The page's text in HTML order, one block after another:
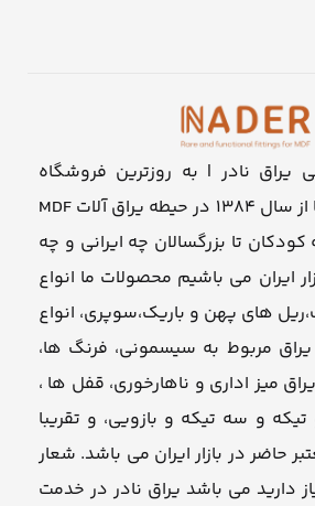
یراق نادر | به روزترین فروشگاه
اینترنتی مجموعه ما از سال ۱۳۸۴ در حیطه یراق آلات MDF
تا بزرگسالان چه ایرانی و چه
ایران می باشیم محصولات ما انواع
های پهن و باریک،سوپری، انواع
یراق مربوط به سیسمونی، فرنگ ها،
میز اداری و ناهارخوری، قفل ها ،
و سه تیکه و بازویی، و تقریبا
حاضر در بازار ایران می باشد. شعار
دارید می باشد یراق نادر در خدمت